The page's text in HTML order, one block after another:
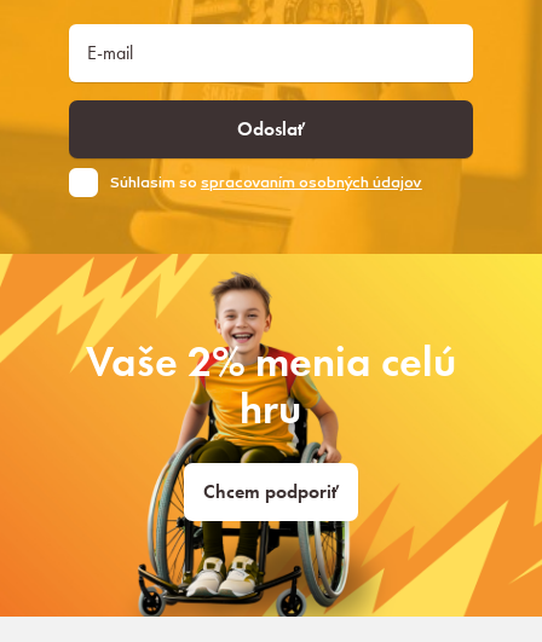
Odoslať
Súhlasim so spracovaním osobných údajov
Vaše 2% menia celú
hru
Chcem podporiť